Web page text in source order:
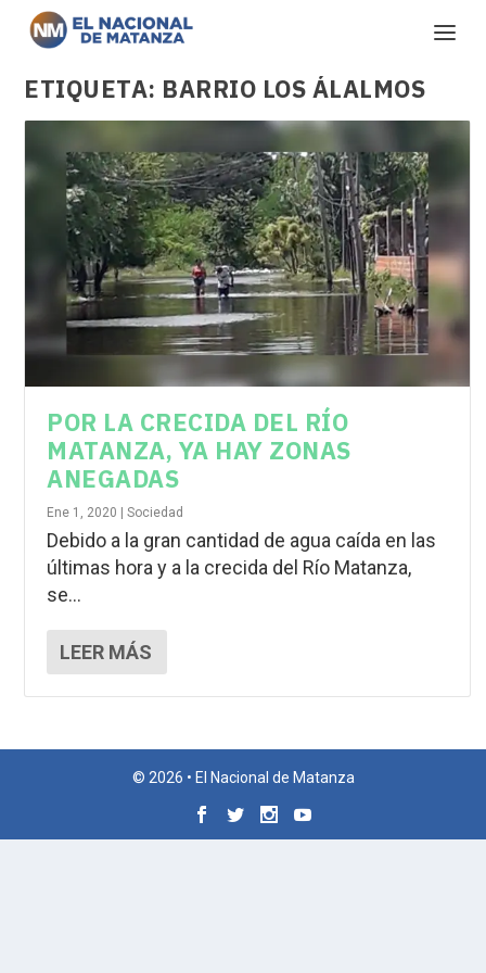
ETIQUETA: BARRIO LOS ÁLALMOS
POR LA CRECIDA DEL RÍO
MATANZA, YA HAY ZONAS
ANEGADAS
Ene 1, 2020 |Sociedad
Debido a la gran cantidad de agua caída en las
últimas hora y a la crecida del Río Matanza,
se...
LEER MÁS
© 2026 • El Nacional de Matanza